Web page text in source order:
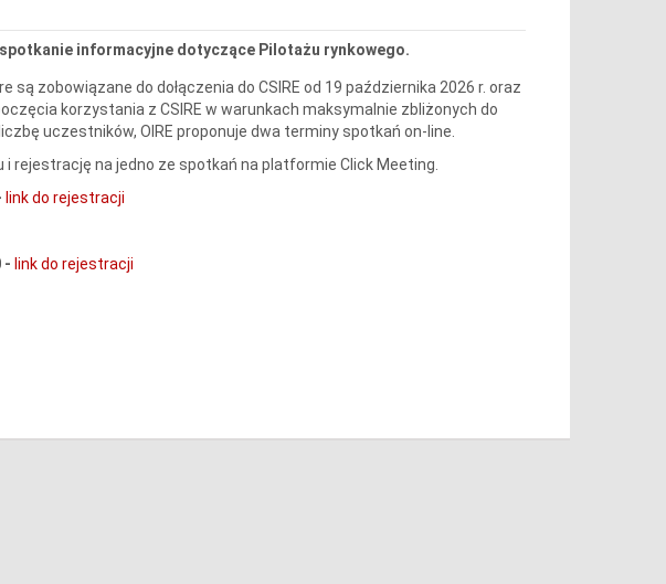
informacyjne dotyczące Pilotażu rynkowego.
zobowiązane do dołączenia do CSIRE od 19 października 2026 r. oraz
korzystania z CSIRE w warunkach maksymalnie zbliżonych do
uczestników, OIRE proponuje dwa terminy spotkań on-line.
rejestrację na jedno ze spotkań na platformie Click Meeting.
link do rejestracji
- link do rejestracji